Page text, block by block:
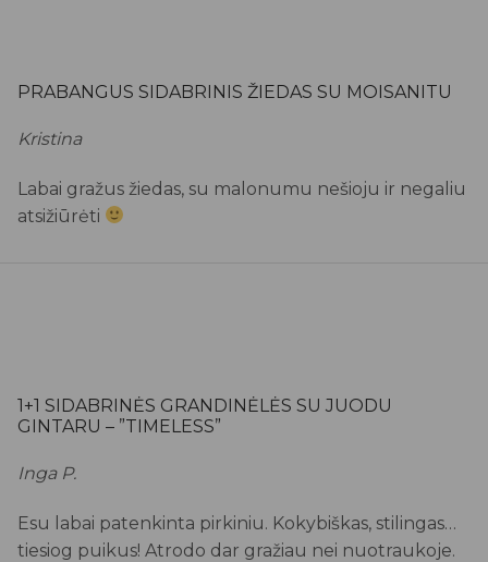
PRABANGUS SIDABRINIS ŽIEDAS SU MOISANITU
Kristina
Labai gražus žiedas, su malonumu nešioju ir negaliu
atsižiūrėti
1+1 SIDABRINĖS GRANDINĖLĖS SU JUODU
GINTARU – ”TIMELESS”
Inga P.
Esu labai patenkinta pirkiniu. Kokybiškas, stilingas…
tiesiog puikus! Atrodo dar gražiau nei nuotraukoje.